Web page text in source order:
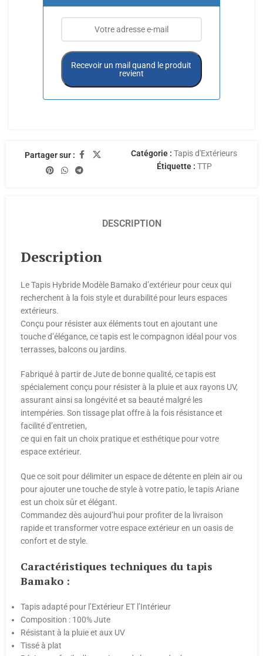
Recevoir un mail quand le produit
revient
Partager sur : Catégorie : Tapis d'Extérieurs
Étiquette : TTP
DESCRIPTION
Description
Le Tapis Hybride Modèle Bamako d’extérieur pour ceux qui
recherchent à la fois style et durabilité pour leurs espaces
extérieurs.
Conçu pour résister aux éléments tout en ajoutant une
touche d’élégance, ce tapis est le compagnon idéal pour vos
terrasses, balcons ou jardins.
Fabriqué à partir de Jute de bonne qualité, ce tapis est
spécialement conçu pour résister à la pluie et aux rayons UV,
assurant ainsi sa longévité et sa beauté malgré les
intempéries. Son tissage plat offre à la fois résistance et
facilité d’entretien,
ce qui en fait un choix pratique et esthétique pour votre
espace extérieur.
Que ce soit pour délimiter un espace de détente en plein air ou
pour ajouter une touche de style à votre patio, le tapis Ariane
est un choix sûr et élégant.
Commandez dès aujourd’hui pour profiter de la livraison
rapide et transformer votre espace extérieur en un oasis de
confort et de style.
Caractéristiques techniques du tapis
Bamako :
Tapis adapté pour l’Extérieur ET l’Intérieur
Composition : 100% Jute
Résistant à la pluie et aux UV
Tissé à plat